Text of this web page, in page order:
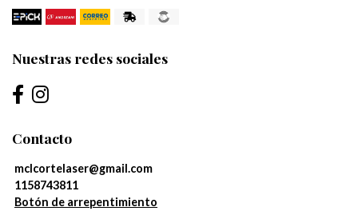
Nuestras redes sociales
Contacto
mclcortelaser@gmail.com
1158743811
Botón de arrepentimiento